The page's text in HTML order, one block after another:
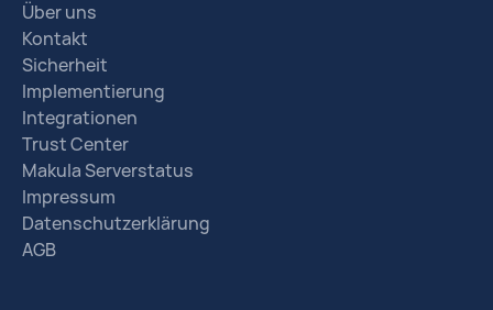
Über uns
Kontakt
Sicherheit
Implementierung
Integrationen
Trust Center
Makula Serverstatus
Impressum
Datenschutzerklärung
AGB